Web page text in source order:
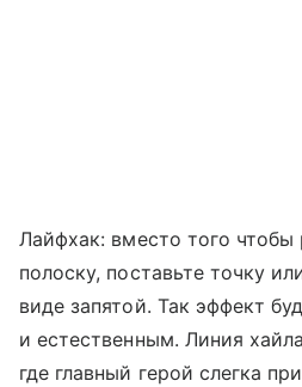
Лайфхак: вместо того
полоску, поставьте точку
виде запятой. Так эффект
и естественным. Линия
где главный герой слегка